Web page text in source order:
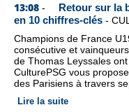
13:08 -
Retour sur la
en 10 chiffres-clés -
Champions de France
consécutive et
de Thomas Leyssales
CulturePSG vous
des Parisiens à travers
Lire la suite